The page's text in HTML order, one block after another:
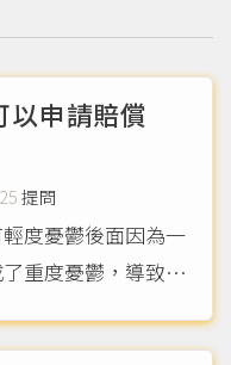
以申請賠償
提問
度憂鬱後面因為一
重度憂鬱，導致我
但是家父勸導不停